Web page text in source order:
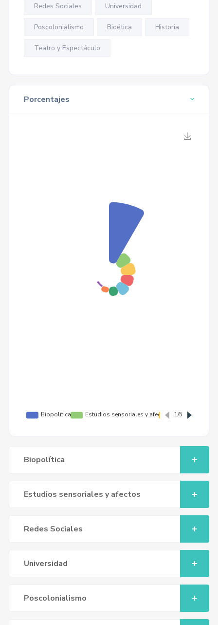
Redes Sociales Universidad
Poscolonialismo Bioética Historia
Teatro y Espectáculo
Porcentajes
Biopolítica
Estudios sensoriales y afectos
Redes Sociales
Universidad
Poscolonialismo